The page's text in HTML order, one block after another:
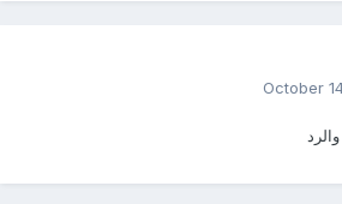
October